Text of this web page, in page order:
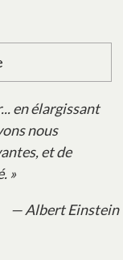
en élargissant
nous
et de
»
— Albert Einstein